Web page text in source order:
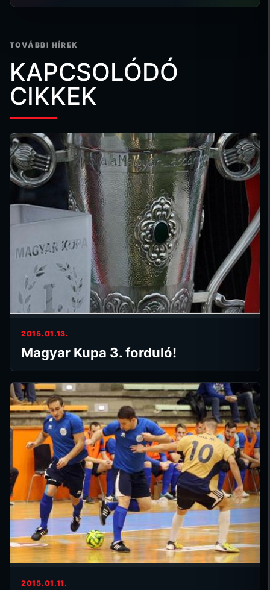
TOVÁBBI HÍREK
KAPCSOLÓDÓ
CIKKEK
2015.01.13.
Magyar Kupa 3. forduló!
2015.01.11.